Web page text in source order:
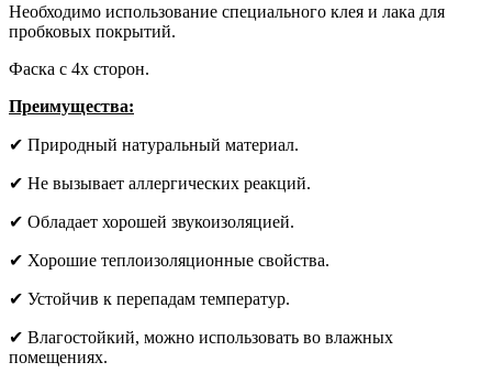
Необходимо использование специального клея и лака для
пробковых покрытий.
Фаска с 4х сторон.
Преимущества:
✔ Природный натуральный материал.
✔ Не вызывает аллергических реакций.
✔ Обладает хорошей звукоизоляцией.
✔ Хорошие теплоизоляционные свойства.
✔ Устойчив к перепадам температур.
✔ Влагостойкий, можно использовать во влажных
помещениях.